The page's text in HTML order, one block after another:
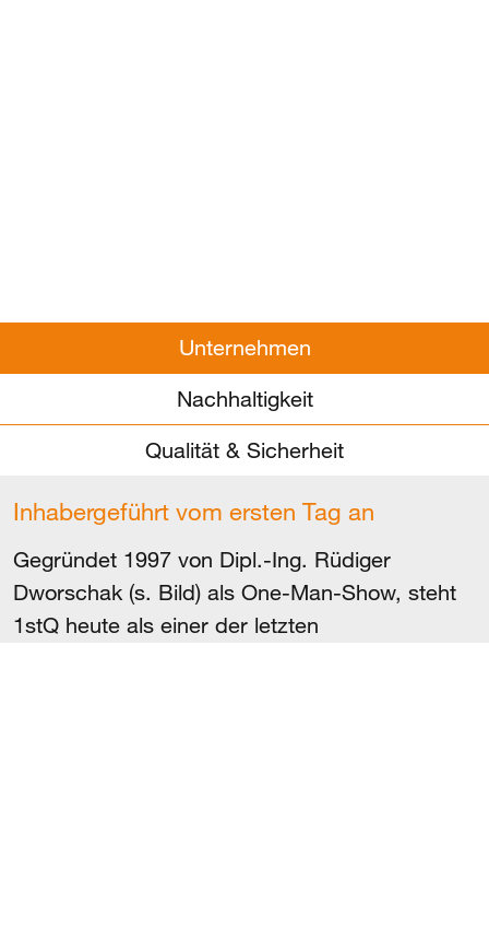
Unternehmen
Nachhaltigkeit
Qualität & Sicherheit
Inhabergeführt vom ersten Tag an
Gegründet 1997 von Dipl.-Ing. Rüdiger
Dworschak (s. Bild) als One-Man-Show, steht
1stQ heute als einer der letzten